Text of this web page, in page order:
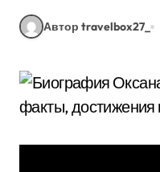
Автор travelbox27_